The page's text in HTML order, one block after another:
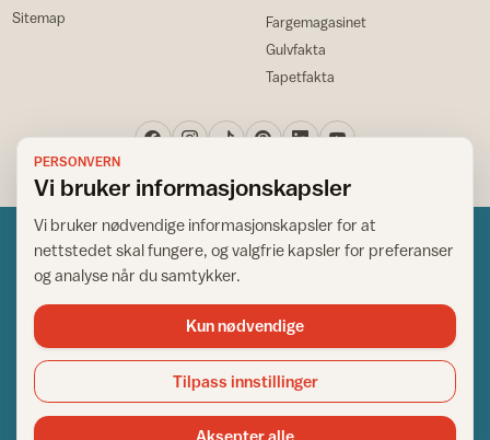
Sitemap
Fargemagasinet
Gulvfakta
Tapetfakta
Norsk råd for hjem og bygg
Copyright © 1995-2026. All Rights Reserved.
Ansvarlig redaktør: Helge Bod Vangen
PERSONVERN
Vi bruker informasjonskapsler
Vi bruker nødvendige informasjonskapsler for at
nettstedet skal fungere, og valgfrie kapsler for preferanser
og analyse når du samtykker.
Kun nødvendige
Tilpass innstillinger